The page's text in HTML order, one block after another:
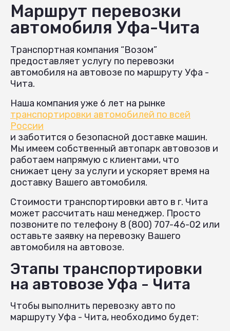
Маршрут перевозки
автомобиля Уфа-Чита
Транспортная компания “Возом”
предоставляет услугу по перевозки
автомобиля на автовозе по маршруту Уфа -
Чита.
Наша компания уже 6 лет на рынке
транспортировки автомобилей по всей
России
и заботится о безопасной доставке машин.
Мы имеем собственный автопарк автовозов и
работаем напрямую с клиентами, что
снижает цену за услуги и ускоряет время на
доставку Вашего автомобиля.
Стоимости транспортировки авто в г. Чита
может рассчитать наш менеджер. Просто
позвоните по телефону 8 (800) 707-46-02 или
оставьте заявку на перевозку Вашего
автомобиля на автовозе.
Этапы транспортировки
на автовозе Уфа - Чита
Чтобы выполнить перевозку авто по
маршруту Уфа - Чита, необходимо будет: